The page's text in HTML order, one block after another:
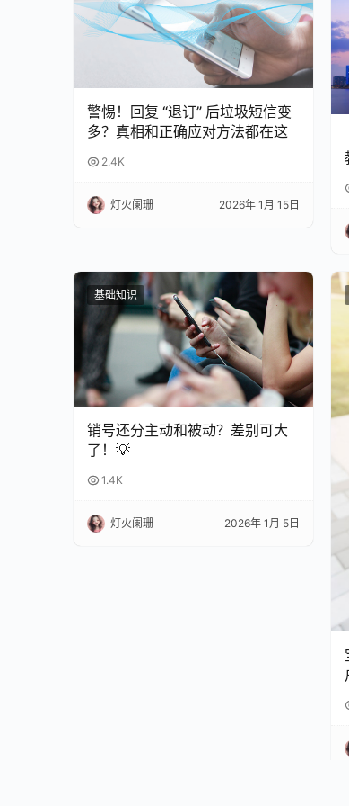
警惕！回复 “退订” 后垃圾短信变
多？真相和正确应对方法都在这
2.4K
灯火阑珊 2026年 1月 15日
基础知识
销号还分主动和被动？差别可大
了！💡
1.4K
灯火阑珊 2026年 1月 5日